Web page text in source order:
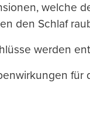
welche
den Schlaf
werden
für